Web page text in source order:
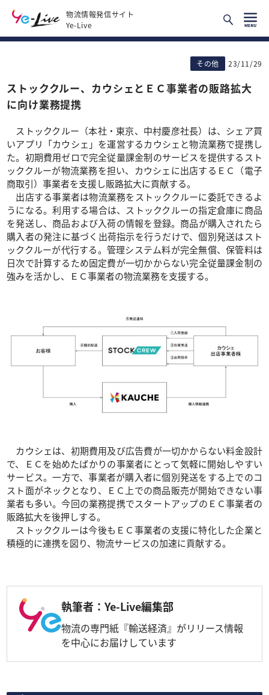
物流情報発信サイト
Ye-Live
その他 23/11/29
ストッククルー、カウシェとＥＣ事業者の販路拡大
に向け業務提携
ストッククルー（本社・東京、中村慶彦社長）は、シェア買
いアプリ「カウシェ」を運営するカウシェと物流業務で提携し
た。初期費用ゼロで完全従量課金制のサービスを提供するスト
ッククルーが物流業務を担い、カウシェに出店するＥＣ（電子
商取引）事業者を支援し販路拡大に貢献する。
出店する事業者は物流業務をストッククルーに委託できるよ
うになる。利用する場合は、ストッククルーの指定倉庫に商品
を発送し、商品および入荷の情報を登録。商品が購入されたら
購入者の発注に基づく出荷指示を行うだけで、個別発送はスト
ッククルーが代行する。管理システム料が完全無償、保管料は
日次で計算するため固定費が一切かからない完全従量課金制の
強みを活かし、ＥＣ事業者の物流業務を支援する。
カウシェは、初期費用及び広告費が一切かからない料金設計
で、ＥＣを始めたばかりの事業者にとって気軽に開始しやすい
サービス。一方で、事業者が購入者に個別発送をする上でのコ
スト面がネックとなり、ＥＣ上での商品販売が開始できない事
業者も多い。今回の業務提携でスタートアップのＥＣ事業者の
販路拡大を後押しする。
ストッククルーは今後もＥＣ事業者の支援に特化した企業と
積極的に連携を図り、物流サービスの加速に貢献する。
執筆者：Ye-Live編集部
物流の専門紙『輸送経済』がリリース情報
を中心にお届けしています